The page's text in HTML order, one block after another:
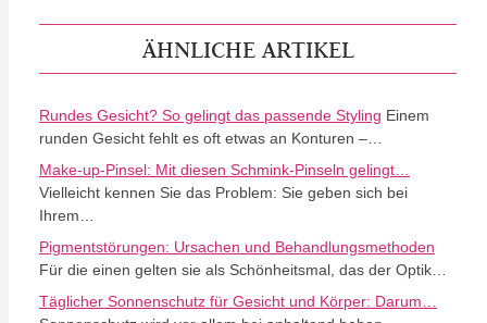
ÄHNLICHE ARTIKEL
Rundes Gesicht? So gelingt das passende Styling Einem
runden Gesicht fehlt es oft etwas an Konturen –…
Make-up-Pinsel: Mit diesen Schmink-Pinseln gelingt…
Vielleicht kennen Sie das Problem: Sie geben sich bei
Ihrem…
Pigmentstörungen: Ursachen und Behandlungsmethoden
Für die einen gelten sie als Schönheitsmal, das der Optik…
Täglicher Sonnenschutz für Gesicht und Körper: Darum…